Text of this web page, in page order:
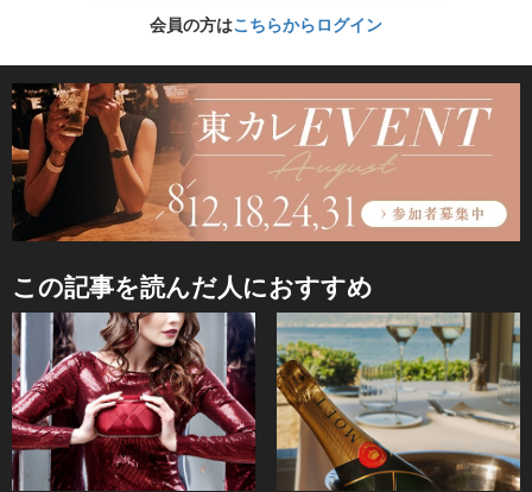
会員の方はこちらからログイン
この記事を読んだ人におすすめ